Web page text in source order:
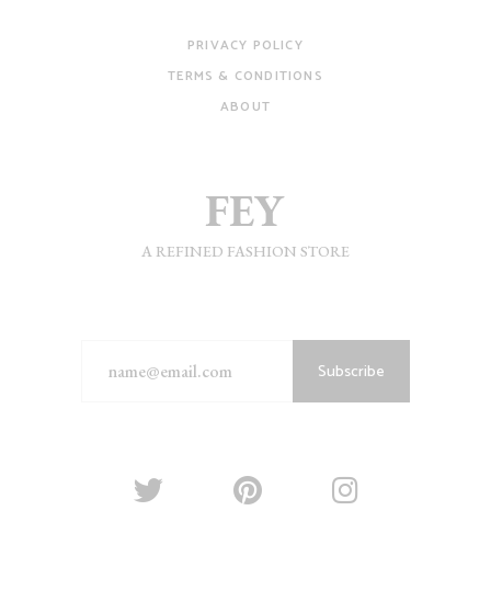
PRIVACY POLICY
TERMS & CONDITIONS
ABOUT
A REFINED FASHION STORE
Subscribe